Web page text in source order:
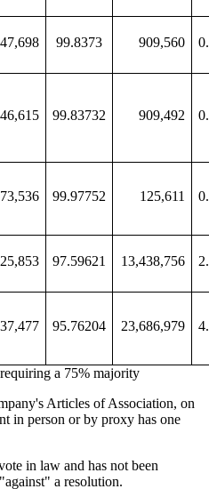
99.8373 909,560
99.83732 909,492
99.97752 125,611
97.59621 13,438,756
95.76204 23,686,979
a 75% majority
Articles of Association, on
in person or by proxy has one
in law and has not been
a resolution.